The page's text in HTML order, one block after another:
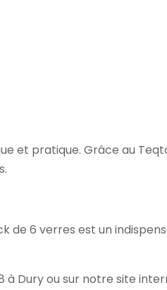
et pratique. Grâce au
6 verres est un
à Dury ou sur notre site